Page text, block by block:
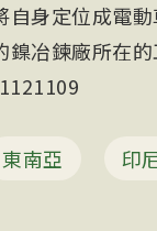
身定位成電
冶鍊廠所在
東南亞 印